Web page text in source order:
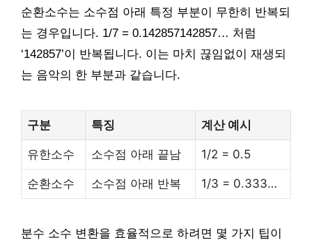
순환소수는 소수점 아래 특정 부분이 무한히 반복되
는 경우입니다. 1/7 = 0.142857142857… 처럼
‘142857’이 반복됩니다. 이는 마치 끊임없이 재생되
는 음악의 한 부분과 같습니다.
구분 특징 계산 예시
유한소수 소수점 아래 끝남 1/2 = 0.5
순환소수 소수점 아래 반복 1/3 = 0.333…
분수 소수 변환을 효율적으로 하려면 몇 가지 팁이